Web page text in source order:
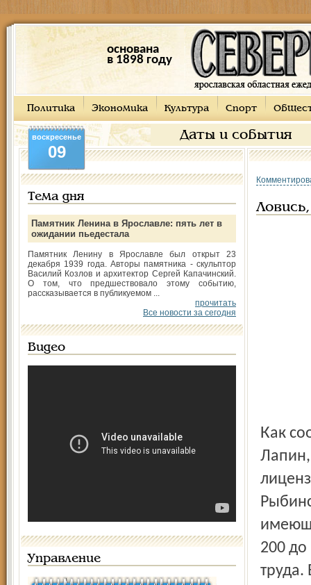
основана
в 1898 году
Политика Экономика Культура Спорт
Даты и события
воскресенье
09
Тема дня
Памятник Ленина в Ярославле: пять лет в
ожидании пьедестала
Памятник Ленину в Ярославле был открыт 23
декабря 1939 года. Авторы памятника - скульптор
Василий Козлов и архитектор Сергей Капачинский.
О том, что предшествовало этому событию,
рассказывается в публикуемом ...
прочитать
Все новости за сегодня
Видео
Управление
Как сообщил старший инспектор рыбоохраны Александр
200 до
труда.